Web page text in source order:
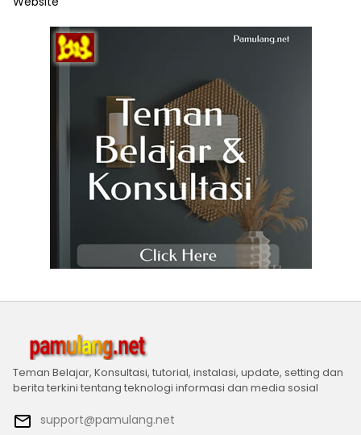
Teman Belajar, Konsultasi, tutorial, instalasi, update, setting dan
berita terkini tentang teknologi informasi dan media sosial
support@pamulang.net